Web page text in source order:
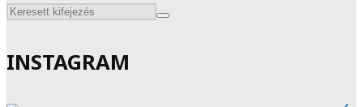
INSTAGRAM